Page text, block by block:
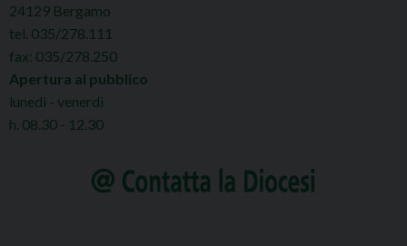
24129 Bergamo
tel. 035/278.111
fax: 035/278.250
Apertura al pubblico
lunedì - venerdì
h. 08.30 - 12.30